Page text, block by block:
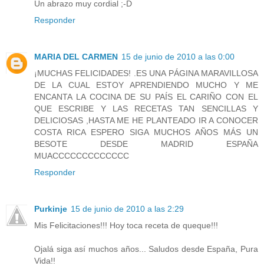
Un abrazo muy cordial ;-D
Responder
MARIA DEL CARMEN 15 de junio de 2010 a las 0:00
¡MUCHAS FELICIDADES! .ES UNA PÁGINA MARAVILLOSA
DE LA CUAL ESTOY APRENDIENDO MUCHO Y ME
ENCANTA LA COCINA DE SU PAÍS EL CARIÑO CON EL
QUE ESCRIBE Y LAS RECETAS TAN SENCILLAS Y
DELICIOSAS ,HASTA ME HE PLANTEADO IR A CONOCER
COSTA RICA ESPERO SIGA MUCHOS AÑOS MÁS UN
BESOTE DESDE MADRID ESPAÑA
MUACCCCCCCCCCCCC
Responder
Purkinje 15 de junio de 2010 a las 2:29
Mis Felicitaciones!!! Hoy toca receta de queque!!!
Ojalá siga así muchos años... Saludos desde España, Pura
Vida!!